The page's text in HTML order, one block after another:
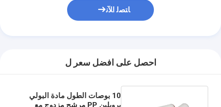
ﺎﺘﺼﻟ ﺍﻶﻧ
احصل على افضل سعر ل
10 بوصات الطول مادة البولي
بروبلين PP مرشح مزدوج مع